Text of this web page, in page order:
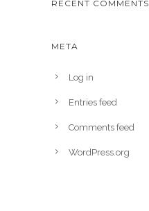
RECENT COMMENTS
META
Log in
Entries feed
Comments feed
WordPress.org